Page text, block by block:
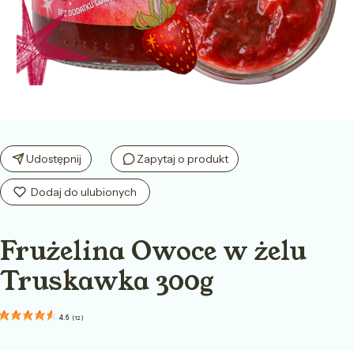
Udostępnij Zapytaj o produkt
Frużelina Owoce w żelu
Truskawka 300g
4.6 (12 )